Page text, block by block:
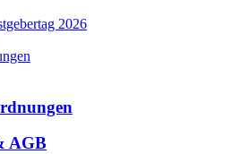
2026
AGB